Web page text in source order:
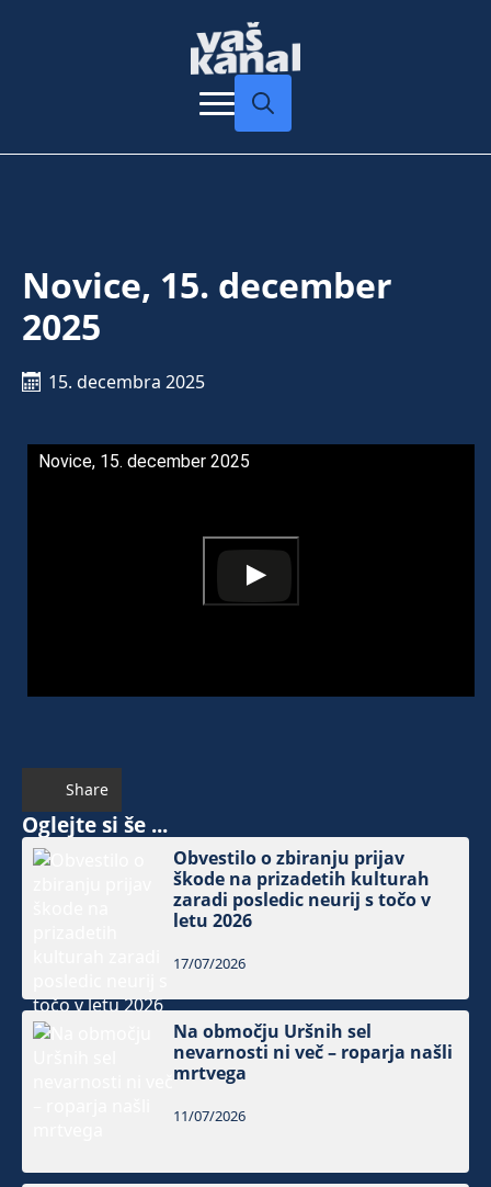
Novice, 15. december
2025
15. decembra 2025
Novice, 15. december 2025
Share
Oglejte si še ...
Obvestilo o zbiranju prijav
škode na prizadetih kulturah
zaradi posledic neurij s točo v
letu 2026
17/07/2026
Na območju Uršnih sel
nevarnosti ni več – roparja našli
mrtvega
11/07/2026